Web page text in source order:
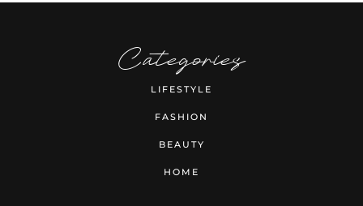
Categories
LIFESTYLE
FASHION
BEAUTY
HOME